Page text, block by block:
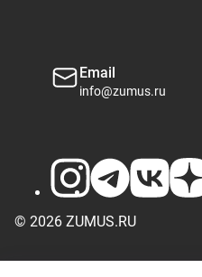
Email
info@zumus.ru
© 2026 ZUMUS.RU